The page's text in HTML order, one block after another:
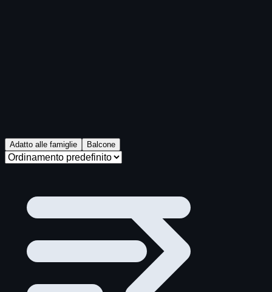
Adatto alle famiglie Balcone